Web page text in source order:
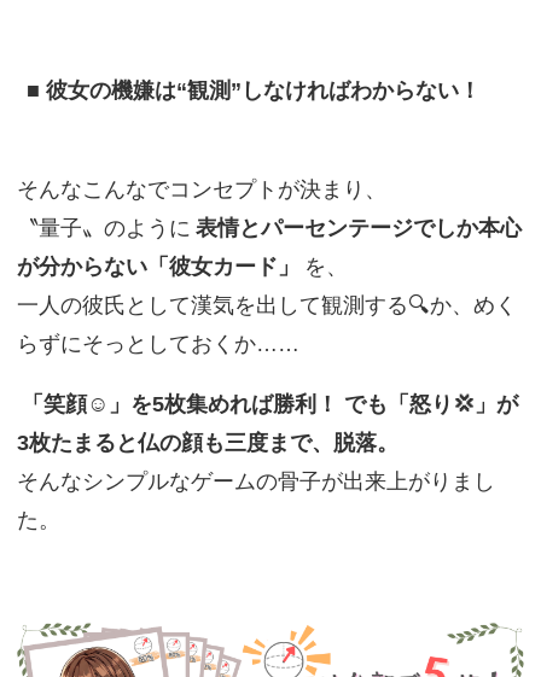
■ 彼女の機嫌は“観測”しなければわからない！
そんなこんなでコンセプトが決まり、
〝量子〟のように 表情とパーセンテージでしか本心
が分からない「彼女カード」
を、
一人の彼氏として漢気を出して観測する🔍か、めく
らずにそっとしておくか……
「笑顔☺️」を5枚集めれば勝利！ でも「怒り💢」が
3枚たまると仏の顔も三度まで、脱落。
そんなシンプルなゲームの骨子が出来上がりまし
た。